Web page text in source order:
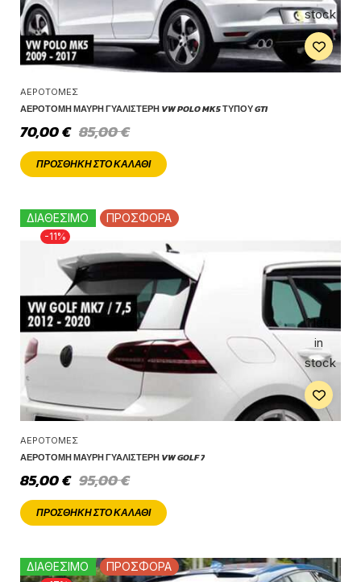
stock
ΑΕΡΟΤΟΜΈΣ
ΑΕΡΟΤΟΜΉ ΜΑΎΡΗ ΓΥΑΛΙΣΤΕΡΉ VW POLO MK5 ΤΎΠΟΥ GTI
85,00€
70,00€
ΠΡΟΣΘΉΚΗ ΣΤΟ ΚΑΛΆΘΙ
-11%
ΔΙΑΘΕΣΙΜΟ ΠΡΟΣΦΟΡΑ
1 left
in
stock
ΑΕΡΟΤΟΜΈΣ
ΑΕΡΟΤΟΜΉ ΜΑΎΡΗ ΓΥΑΛΙΣΤΕΡΉ VW GOLF 7
95,00€
85,00€
ΠΡΟΣΘΉΚΗ ΣΤΟ ΚΑΛΆΘΙ
ΔΙΑΘΕΣΙΜΟ ΠΡΟΣΦΟΡΑ